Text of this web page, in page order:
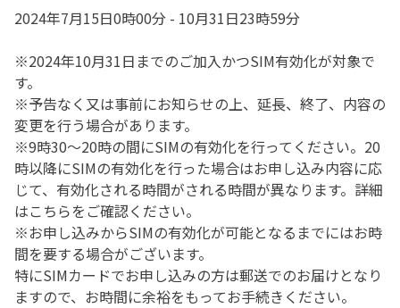
2024年7月15日0時00分 - 10月31日23時59分
※2024年10月31日までのご加入かつSIM有効化が対象で
す。
※予告なく又は事前にお知らせの上、延長、終了、内容の
変更を行う場合があります。
※9時30～20時の間にSIMの有効化を行ってください。20
時以降にSIMの有効化を行った場合はお申し込み内容に応
じて、有効化される時間がされる時間が異なります。詳細
はこちらをご確認ください。
※お申し込みからSIMの有効化が可能となるまでにはお時
間を要する場合がございます。
特にSIMカードでお申し込みの方は郵送でのお届けとなり
ますので、お時間に余裕をもってお手続きください。